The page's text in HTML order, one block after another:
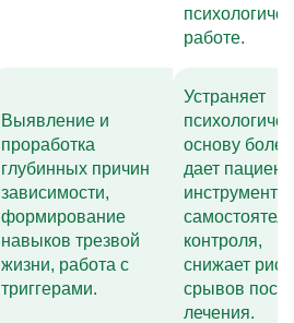
работе.
Выявление и
проработка
глубинных причин
зависимости,
формирование
навыков трезвой
жизни, работа с
триггерами.
Устраняет
основу
дает
контроля,
снижает риск
срывов
лечения.